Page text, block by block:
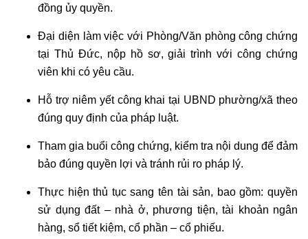
hình
tổng
0978845617
đồng ủy quyền.
Đại diện làm việc với Phòng/Văn phòng công chứng
tại Thủ Đức, nộp hồ sơ, giải trình với công chứng
viên khi có yêu cầu.
Hỗ trợ niêm yết công khai tại UBND phường/xã theo
đúng quy định của pháp luật.
Tham gia buổi công chứng, kiểm tra nội dung để đảm
bảo đúng quyền lợi và tránh rủi ro pháp lý.
Thực hiện thủ tục sang tên tài sản, bao gồm: quyền
sử dụng đất – nhà ở, phương tiện, tài khoản ngân
hàng, sổ tiết kiệm, cổ phần – cổ phiếu.